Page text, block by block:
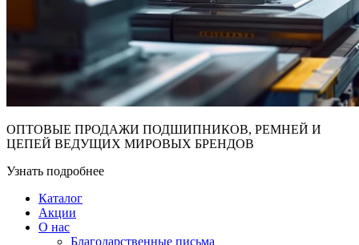
ОПТОВЫЕ ПРОДАЖИ ПОДШИПНИКОВ, РЕМНЕЙ И
ЦЕПЕЙ ВЕДУЩИХ МИРОВЫХ БРЕНДОВ
Узнать подробнее
Каталог
Акции
О нас
Благодарственные письма